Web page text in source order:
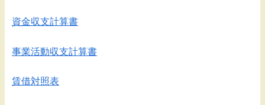
資金収支計算書
事業活動収支計算書
賃借対照表